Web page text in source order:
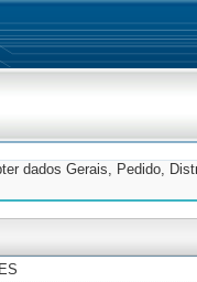
dados Gerais, Pedido,